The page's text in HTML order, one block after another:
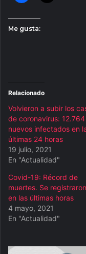
Me gusta:
Relacionado
Volvieron a subir los
de coronavirus: 12.764
nuevos infectados en
últimas 24 horas
19 julio, 2021
En "Actualidad"
Covid-19: Récord de
muertes. Se
en las últimas horas
4 mayo, 2021
En "Actualidad"